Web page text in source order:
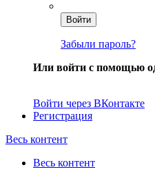
Войти
Забыли пароль?
Или войти с помощью
Войти через ВКонтакте
Регистрация
Весь контент
Весь контент